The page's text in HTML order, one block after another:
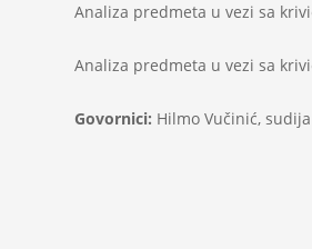
Analiza predmeta u vezi sa
Analiza predmeta u vezi sa
Govornici: Hilmo Vučinić,